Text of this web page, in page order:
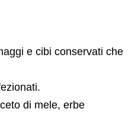
e cibi conservati che
di mele, erbe